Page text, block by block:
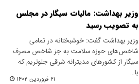
وزیر بهداشت: مالیات سیگار در مجلس
به تصویب رسید
وزیر بهداشت گفت: خوشبختانه در تمامی
شاخص‌های حوزه سلامت به جز شاخص مصرف
سیگار از کشورهای مدیترانه شرقی جلوتریم که
با…
۲۱ فروردین ۱۴۰۲